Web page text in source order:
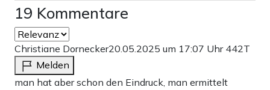
19 Kommentare
Christiane Dornecker20.05.2025 um 17:07 Uhr 442T
Melden
man hat aber schon den Eindruck, man ermittelt